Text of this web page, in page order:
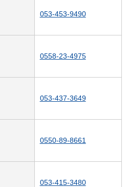
053-453-9490
0558-23-4975
053-437-3649
0550-89-8661
053-415-3480